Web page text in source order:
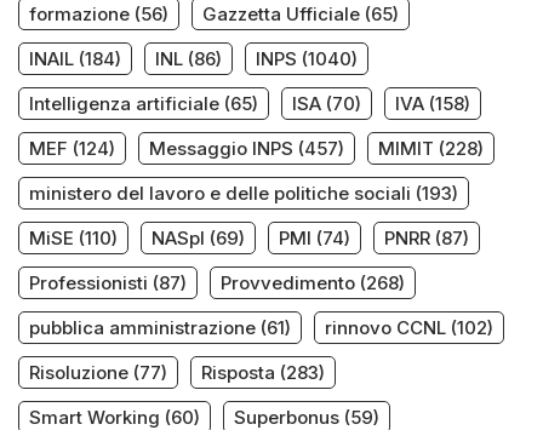
formazione (56) Gazzetta Ufficiale (65)
INAIL (184) INL (86) INPS (1040)
Intelligenza artificiale (65) ISA (70) IVA (158)
MEF (124) Messaggio INPS (457) MIMIT (228)
ministero del lavoro e delle politiche sociali (193)
MiSE (110) NASpI (69) PMI (74) PNRR (87)
Professionisti (87) Provvedimento (268)
pubblica amministrazione (61) rinnovo CCNL (102)
Risoluzione (77) Risposta (283)
Smart Working (60) Superbonus (59)